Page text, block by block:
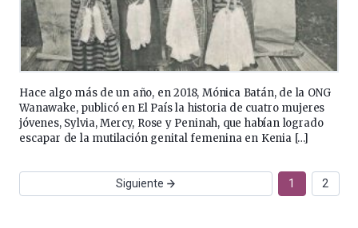
Hace algo más de un año, en 2018, Mónica Batán, de la ONG
Wanawake, publicó en El País la historia de cuatro mujeres
jóvenes, Sylvia, Mercy, Rose y Peninah, que habían logrado
escapar de la mutilación genital femenina en Kenia […]
Siguiente 1 2